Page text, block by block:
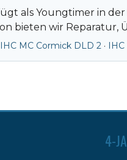
als Youngtimer in
bieten wir
IHC MC Cormick DLD 2 ·
4-